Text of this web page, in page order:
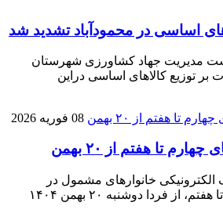
اساسی در محمودآباد تشدید شد
مدیریت جهاد کشاورزی شهرستان
بر توزیع کالا‌های اساسی دراین
08 فوریه 2026
تا هفتم از ۲۰ بهمن
الکترونیکی خانوار‌های مشمول در
دهک‌های درآمدی چهارم تا هفتم، از فردا دوشنبه ۲۰ بهمن ۱۴۰۴